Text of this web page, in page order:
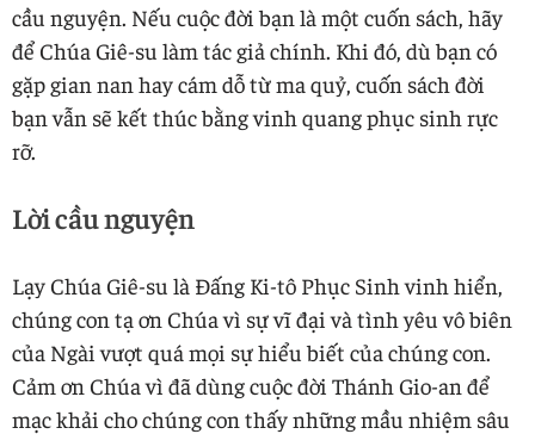
cầu nguyện. Nếu cuộc đời bạn là một cuốn sách, hãy
để Chúa Giê-su làm tác giả chính. Khi đó, dù bạn có
gặp gian nan hay cám dỗ từ ma quỷ, cuốn sách đời
bạn vẫn sẽ kết thúc bằng vinh quang phục sinh rực
rỡ.
Lời cầu nguyện
Lạy Chúa Giê-su là Đấng Ki-tô Phục Sinh vinh hiển,
chúng con tạ ơn Chúa vì sự vĩ đại và tình yêu vô biên
của Ngài vượt quá mọi sự hiểu biết của chúng con.
Cảm ơn Chúa vì đã dùng cuộc đời Thánh Gio-an để
mạc khải cho chúng con thấy những mầu nhiệm sâu